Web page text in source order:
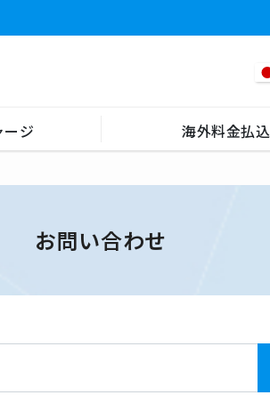
ジ 海外料金払込
お問い合わせ